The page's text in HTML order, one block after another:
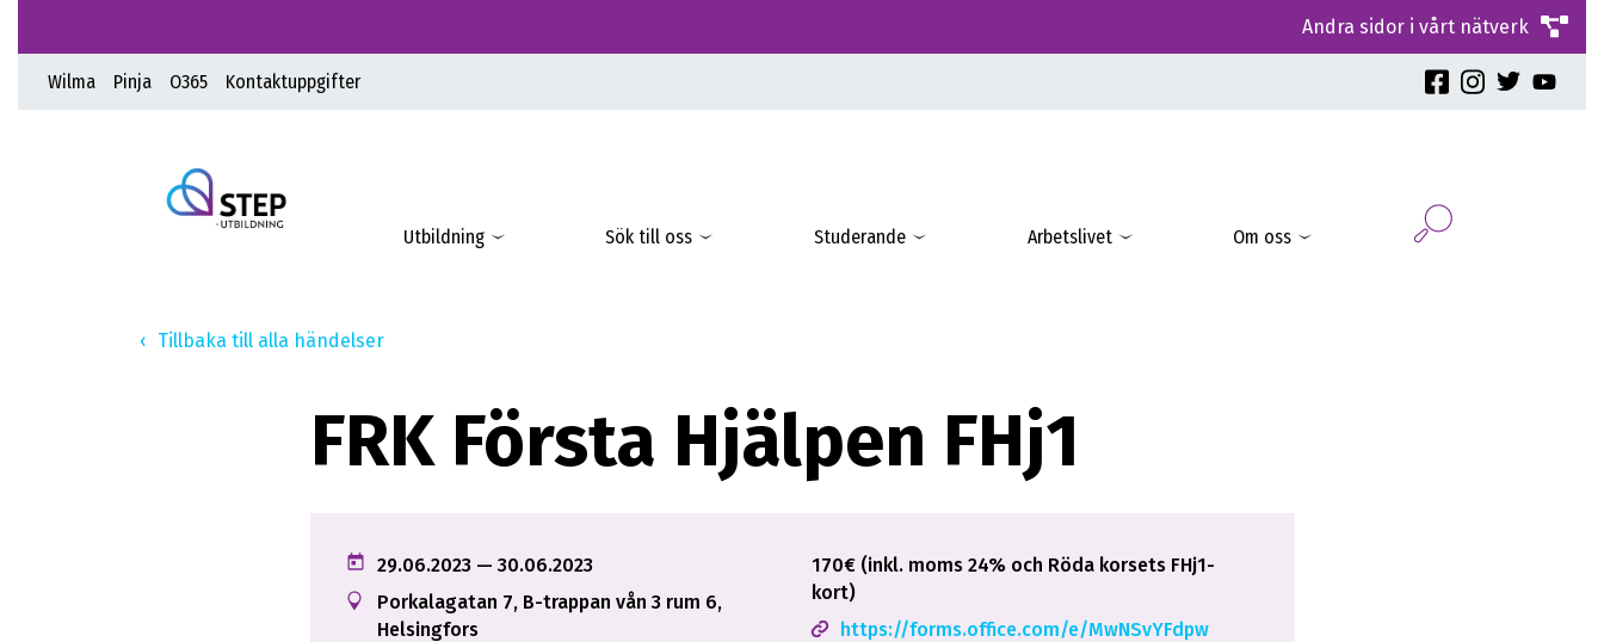
Andra sidor i vårt nätverk
Wilma Pinja O365 Kontaktuppgifter
Utbildning Sök till oss Studerande Arbetslivet Om oss
Tillbaka till alla händelser
FRK Första Hjälpen FHj1
29.06.2023 — 30.06.2023
Porkalagatan 7, B-trappan vån 3 rum 6,
Helsingfors
170€ (inkl. moms 24% och Röda korsets FHj1-
kort)
https://forms.office.com/e/MwNSvYFdpw